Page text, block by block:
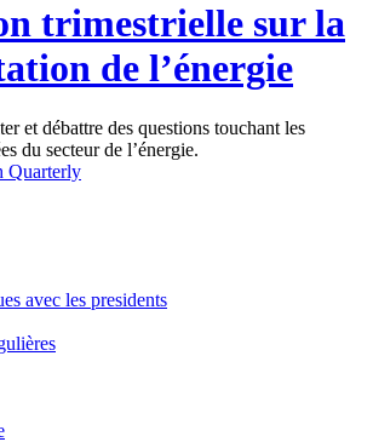
trimestrielle sur la
de l’énergie
et débattre des questions touchant les
du secteur de l’énergie.
avec les presidents